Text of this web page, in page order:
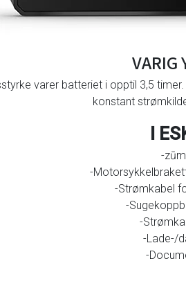
VARIG
varer batteriet i opptil 3,5
konstant
I
-
-
-Strømkabel
-
-
-Lade-/
-